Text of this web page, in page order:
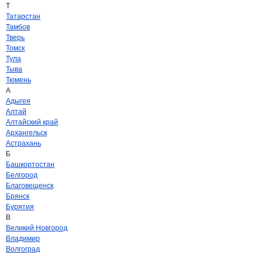
Т
Татарстан
Тамбов
Тверь
Томск
Тула
Тыва
Тюмень
А
Адыгея
Алтай
Алтайский край
Архангельск
Астрахань
Б
Башкортостан
Белгород
Благовещенск
Брянск
Бурятия
В
Великий Новгород
Владимир
Волгоград